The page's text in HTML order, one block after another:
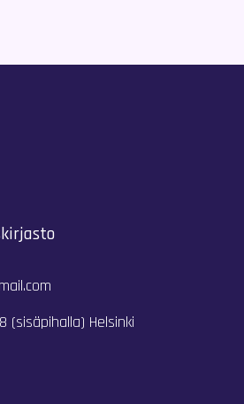
(sisäpihalla) Helsinki